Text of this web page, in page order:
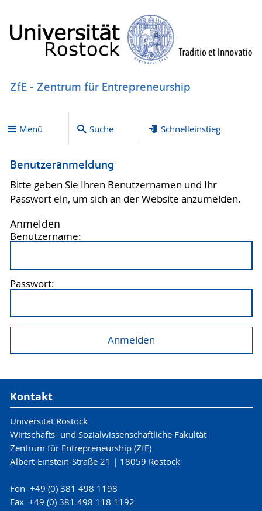
ZfE - Zentrum für Entrepreneurship
Menü Suche Schnelleinstieg
Benutzeranmeldung
Bitte geben Sie Ihren Benutzernamen und Ihr
Passwort ein, um sich an der Website anzumelden.
Anmelden
Benutzername:
Passwort:
Kontakt
Universität Rostock
Wirtschafts- und Sozialwissenschaftliche Fakultät
Zentrum für Entrepreneurship (ZfE)
Albert-Einstein-Straße 21 | 18059 Rostock
Fon +49 (0) 381 498 1198
Fax +49 (0) 381 498 118 1192